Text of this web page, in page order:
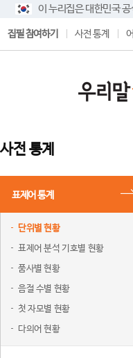
이 누리집은 대한민국
집필 참여하기 사전 통계
사전 통계
표제어 통계
단위별 현황
표제어 분석 기호별 현황
품사별 현황
음절 수별 현황
첫 자모별 현황
다의어 현황